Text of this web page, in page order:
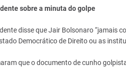
sobre a minuta do golpe
disse que Jair Bolsonaro “jamais
Democrático de Direito ou as
que o documento de cunho